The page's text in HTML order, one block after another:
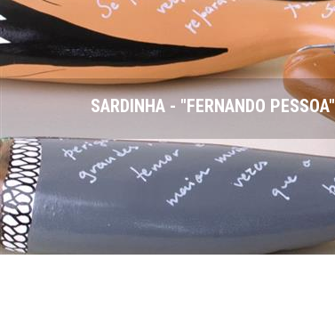
SARDINHA - "FERNANDO PESSOA"